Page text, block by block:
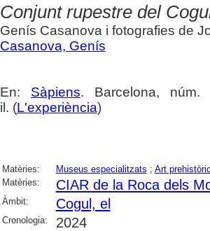
Conjunt rupestre del
Genís Casanova i fotografies de
Casanova, Genís
En: Sàpiens. Barcelona,
il. (L'experiència)
Matèries: Museus especialitzats ; Art
Matèries:
CIAR de la Roca dels
Àmbit: Cogul, el
Cronologia: 2024